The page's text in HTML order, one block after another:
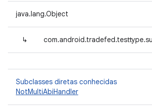
java.lang.Object
↳
Subclasses diretas conhecidas
NotMultiAbiHandler